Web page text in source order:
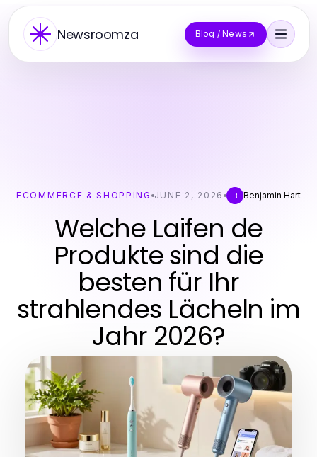
Newsroomza Blog / News
ECOMMERCE & SHOPPING JUNE 2, 2026 B Benjamin Hart
Welche Laifen de
Produkte sind die
besten für Ihr
strahlendes Lächeln im
Jahr 2026?